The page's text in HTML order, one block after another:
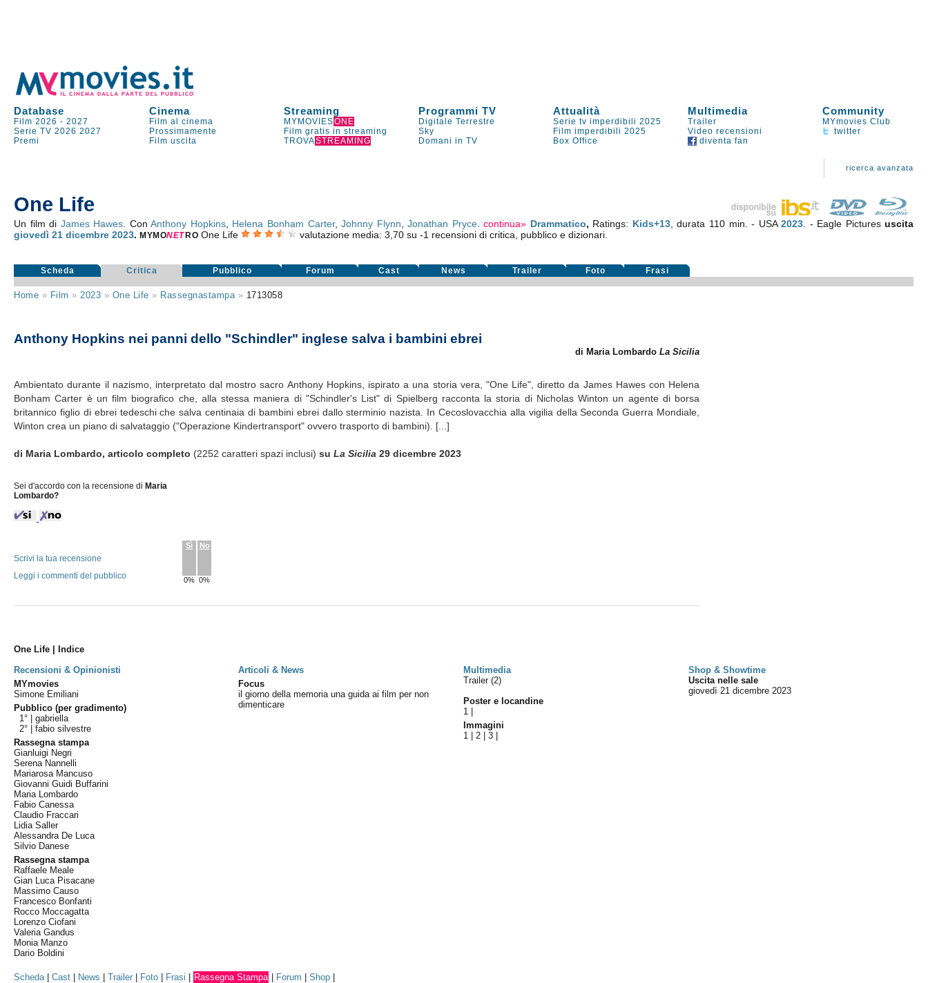
Database Cinema Streaming Programmi TV Attualità Multimedia Community
Film 2026 -2027 Film al cinema MYMOVIESONE Digitale Terrestre Serie tv imperdibili 2025 Trailer
MYmovies Club
Serie TV 2026 2027 Prossimamente Film gratis in streaming Sky Film imperdibili 2025 Video recensioni
twitter
Premi
Film uscita TROVASTREAMING Domani in TV Box Office diventa fan
ricerca avanzata
One Life
Un film di James Hawes . ConAnthony Hopkins, Helena Bonham Carter,Johnny Flynn ,Jonathan Pryce.continua» Drammatico, Ratings: Kids+13, durata 110 min. - USA2023 . - Eagle Picturesuscita
giovedì 21 dicembre 2023.MYMONET RO One Life valutazione media: 3,70 su -1 recensioni di critica, pubblico e dizionari.
Scheda Critica Pubblico Forum Cast News Trailer Foto Frasi
Home » Film » 2023 » One Life » Rassegnastampa» 1713058
Anthony Hopkins nei panni dello "Schindler" inglese salva i bambini ebrei
di Maria LombardoLa Sicilia
Ambientato durante il nazismo, interpretato dal mostro sacro Anthony Hopkins, ispirato a una storia vera, "One Life", diretto da James Hawes con Helena
Bonham Carter è un film biografico che, alla stessa maniera di "Schindler's List" di Spielberg racconta la storia di Nicholas Winton un agente di borsa
britannico figlio di ebrei tedeschi che salva centinaia di bambini ebrei dallo sterminio nazista. In Cecoslovacchia alla vigilia della Seconda Guerra Mondiale,
Winton crea un piano di salvataggio ("Operazione Kindertransport" ovvero trasporto di bambini). [...]
di Maria Lombardo, articolo completo (2252 caratteri spazi inclusi)suLa Sicilia 29 dicembre 2023
Sei d'accordo con la recensione di Maria
Lombardo?
Sì
0%
No
0%
Scrivi la tua recensione
Leggi i commenti del pubblico
One Life | Indice
Recensioni & Opinionisti
Articoli & News Multimedia
Shop & Showtime
MYmovies
Simone Emiliani
Pubblico (per gradimento)
1° |gabriella
2° |fabio silvestre
Rassegna stampa
Gianluigi Negri
Serena Nannelli
Mariarosa Mancuso
Giovanni Guidi Buffarini
Maria Lombardo
Fabio Canessa
Claudio Fraccari
Lidia Saller
Alessandra De Luca
Silvio Danese
Rassegna stampa
Raffaele Meale
Gian Luca Pisacane
Massimo Causo
Francesco Bonfanti
Rocco Moccagatta
Lorenzo Ciofani
Valeria Gandus
Monia Manzo
Dario Boldini
Focus
il giorno della memoria una guida ai film per non
dimenticare
Trailer (2)
Poster e locandine
1
Immagini
1 |2 |3
Uscita nelle sale
giovedì 21 dicembre 2023
Scheda|Cast News |Trailer Foto Frasi Rassegna Stampa Forum |Shop